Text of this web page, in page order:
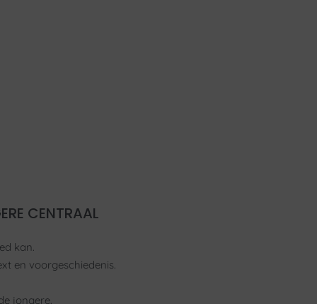
CENTRAAL
kan.
en voorgeschiedenis.
jongere.